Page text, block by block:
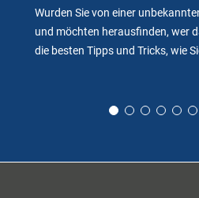
Wurden Sie von einer
und möchten herausfinden, wer
die besten Tipps und Tricks, wie